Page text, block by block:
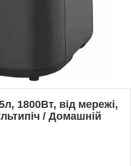
1800Вт, від мережі,
/ Домашній